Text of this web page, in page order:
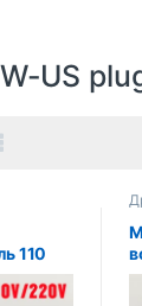
US
110
5500